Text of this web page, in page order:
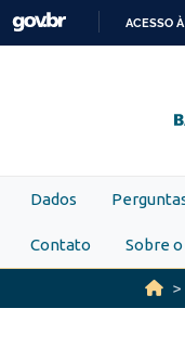
Skip to main content
ACESSO
Dados
Contato Sobre